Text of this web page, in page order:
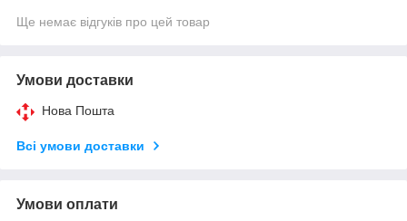
Ще немає відгуків про цей товар
Умови доставки
Нова Пошта
Всі умови доставки
Умови оплати